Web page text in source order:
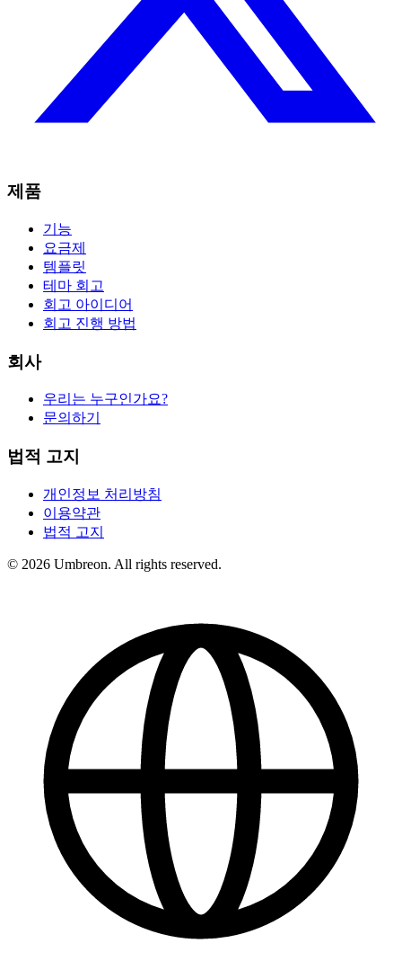
제품
기능
요금제
템플릿
테마 회고
회고 아이디어
회고 진행 방법
회사
우리는 누구인가요?
문의하기
법적 고지
개인정보 처리방침
이용약관
법적 고지
© 2026 Umbreon. All rights reserved.